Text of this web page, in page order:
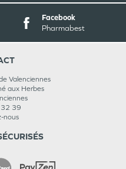
Facebook
Pharmabest
Valenciennes
aux Herbes
39
nous